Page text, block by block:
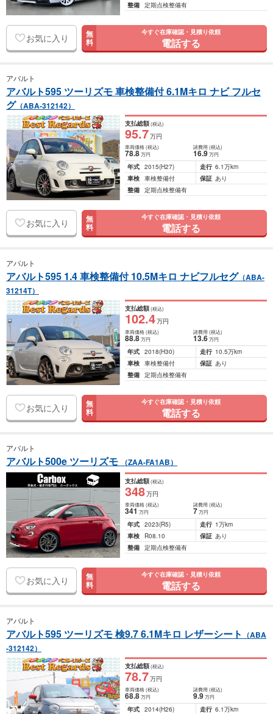
整備 定期点検整備有
お気に入り 無
料
今すぐ在庫確認・見積り依頼
電話する
アバルト
アバルト595 ツーリズモ 車検整備付 6.1Mキロ ナビ フルセ
グ（ABA-312142）
支払総額(税込)
95.7万円
車両価格(税込)
78.8万円
諸費用 (税込)
16.9 万円
年式 2015(H27) 走行 6.1万km
車検 車検整備付 保証 あり
整備 定期点検整備有
お気に入り 無
料
今すぐ在庫確認・見積り依頼
電話する
アバルト
アバルト595 1.4 車検整備付 10.5Mキロ ナビフルセグ（ABA-
31214T）
支払総額(税込)
102.4万円
車両価格(税込)
88.8万円
諸費用 (税込)
13.6 万円
年式 2018(H30) 走行 10.5万km
車検 車検整備付 保証 あり
整備 定期点検整備有
お気に入り 無
料
今すぐ在庫確認・見積り依頼
電話する
アバルト
アバルト500e ツーリズモ （ZAA-FA1AB）
支払総額(税込)
348万円
車両価格(税込)
341万円
諸費用 (税込)
7 万円
年式 2023(R5) 走行 1万km
車検
R08.10 保証 あり
整備 定期点検整備有
お気に入り 無
料
今すぐ在庫確認・見積り依頼
電話する
アバルト
アバルト595 ツーリズモ 検9.7 6.1Mキロ レザーシート （ABA
-312142）
支払総額(税込)
78.7万円
車両価格(税込)
68.8万円
諸費用 (税込)
9.9 万円
年式 2014(H26) 走行 6.1万km